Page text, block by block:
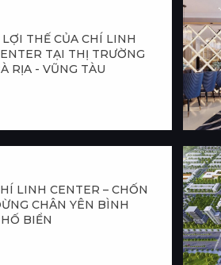
THẾ CỦA CHÍ LINH
TẠI THỊ TRƯỜNG
RỊA - VŨNG TÀU
LINH CENTER – CHỐN
CHÂN YÊN BÌNH
BIỂN